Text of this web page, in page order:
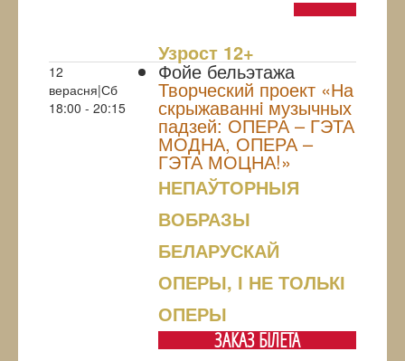
Узрoст 12+
12
верасня|Сб
18:00 - 20:15
Фойе бельэтажа
Творческий проект «На
скрыжаваннi музычных
падзей: ОПЕРА – ГЭТА
МОДНА, ОПЕРА –
ГЭТА МОЦНА!»
НЕПАЎТОРНЫЯ
ВОБРАЗЫ
БЕЛАРУСКАЙ
ОПЕРЫ, І НЕ ТОЛЬКІ
ОПЕРЫ
ЗАКАЗ БIЛЕТА